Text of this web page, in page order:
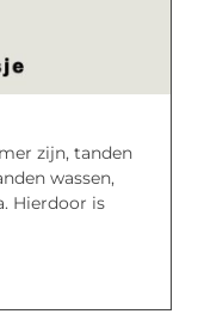
zijn, tanden
wassen,
Hierdoor is